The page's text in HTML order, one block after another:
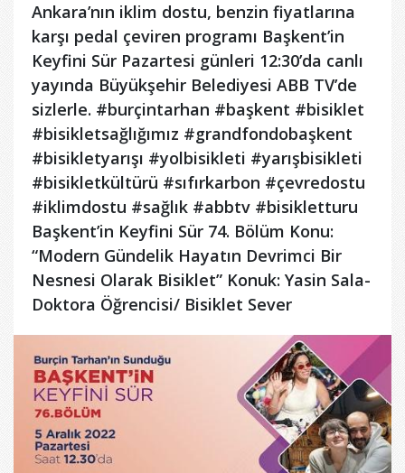
Ankara’nın iklim dostu, benzin fiyatlarına
karşı pedal çeviren programı Başkent’in
Keyfini Sür Pazartesi günleri 12:30’da canlı
yayında Büyükşehir Belediyesi ABB TV’de
sizlerle. #burçintarhan #başkent #bisiklet
#bisikletsağlığımız #grandfondobaşkent
#bisikletyarışı #yolbisikleti #yarışbisikleti
#bisikletkültürü #sıfırkarbon #çevredostu
#iklimdostu #sağlık #abbtv #bisikletturu
Başkent’in Keyfini Sür 74. Bölüm Konu:
“Modern Gündelik Hayatın Devrimci Bir
Nesnesi Olarak Bisiklet” Konuk: Yasin Sala-
Doktora Öğrencisi/ Bisiklet Sever